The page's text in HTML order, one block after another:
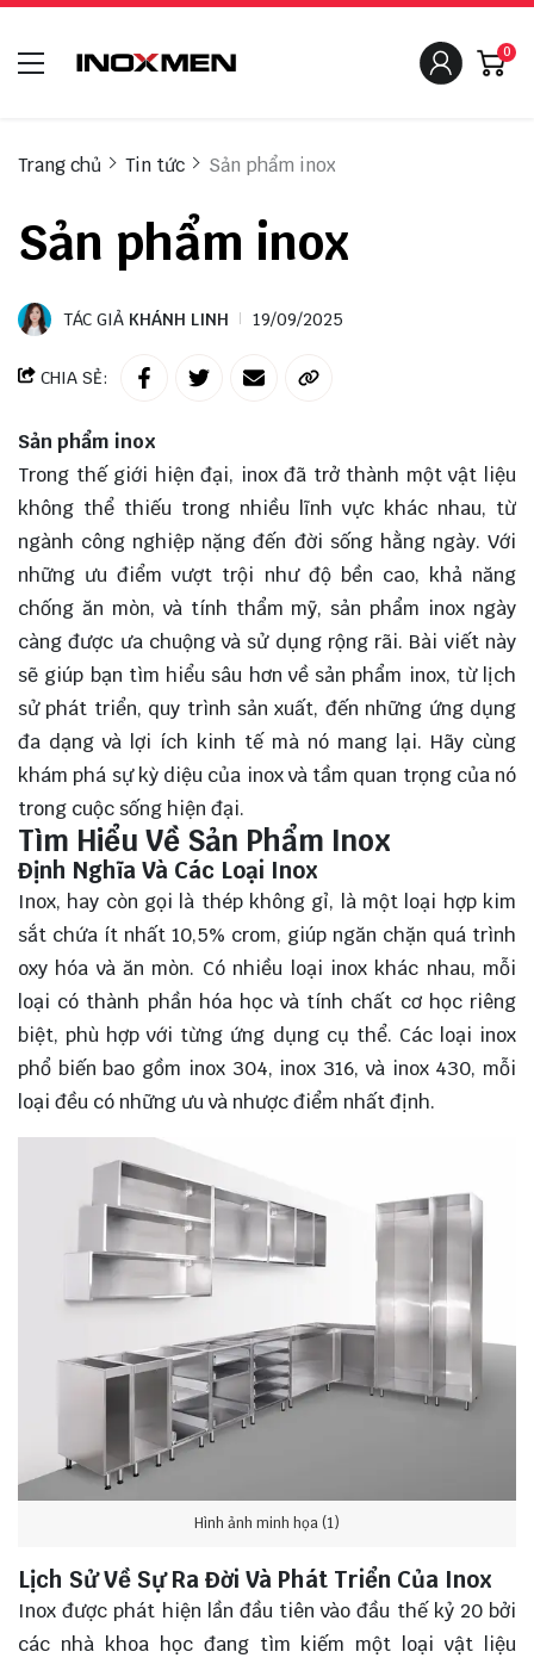
0
Trang chủ Tin tức Sản phẩm inox
Sản phẩm inox
TÁC GIẢ KHÁNH LINH 19/09/2025
CHIA SẺ:
Sản phẩm inox
Trong thế giới hiện đại, inox đã trở thành một vật liệu
không thể thiếu trong nhiều lĩnh vực khác nhau, từ
ngành công nghiệp nặng đến đời sống hằng ngày. Với
những ưu điểm vượt trội như độ bền cao, khả năng
chống ăn mòn, và tính thẩm mỹ, sản phẩm inox ngày
càng được ưa chuộng và sử dụng rộng rãi. Bài viết này
sẽ giúp bạn tìm hiểu sâu hơn về sản phẩm inox, từ lịch
sử phát triển, quy trình sản xuất, đến những ứng dụng
đa dạng và lợi ích kinh tế mà nó mang lại. Hãy cùng
khám phá sự kỳ diệu của inox và tầm quan trọng của nó
trong cuộc sống hiện đại.
Tìm Hiểu Về Sản Phẩm Inox
Định Nghĩa Và Các Loại Inox
Inox, hay còn gọi là thép không gỉ, là một loại hợp kim
sắt chứa ít nhất 10,5% crom, giúp ngăn chặn quá trình
oxy hóa và ăn mòn. Có nhiều loại inox khác nhau, mỗi
loại có thành phần hóa học và tính chất cơ học riêng
biệt, phù hợp với từng ứng dụng cụ thể. Các loại inox
phổ biến bao gồm inox 304, inox 316, và inox 430, mỗi
loại đều có những ưu và nhược điểm nhất định.
Hình ảnh minh họa (1)
Lịch Sử Về Sự Ra Đời Và Phát Triển Của Inox
Inox được phát hiện lần đầu tiên vào đầu thế kỷ 20 bởi
các nhà khoa học đang tìm kiếm một loại vật liệu